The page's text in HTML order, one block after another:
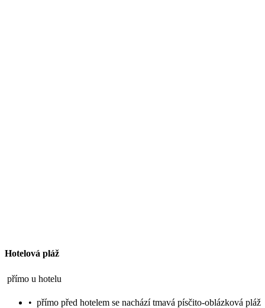
Hotelová pláž
přímo u hotelu
• přímo před hotelem se nachází tmavá písčito-oblázková pláž